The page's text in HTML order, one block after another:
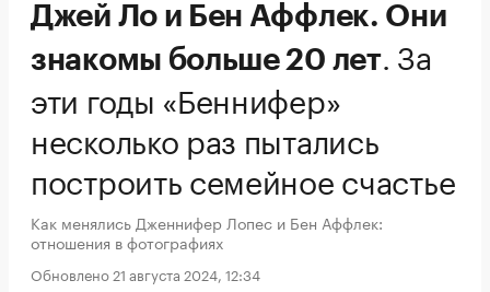
Джей Ло и Бен Аффлек. Они
знакомы больше 20 лет. За
эти годы «Беннифер»
несколько раз пытались
построить семейное счастье
Как менялись Дженнифер Лопес и Бен Аффлек:
отношения в фотографиях
Обновлено 21 августа 2024, 12:34